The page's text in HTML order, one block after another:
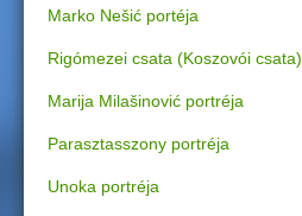
h
e
l
Marko Nešić portéja
Rigómezei csata (Koszovói csata)
Marija Milašinović portréja
Parasztasszony portréja
Unoka portréja